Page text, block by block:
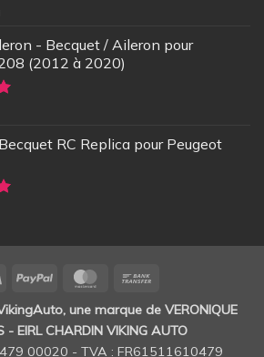
- Becquet / Aileron pour
(2012 à 2020)
RC Replica pour Peugeot
Visa PayPal MasterCard
une marque de VERONIQUE
- EIRL CHARDIN VIKING AUTO
00020 - TVA : FR61511610479